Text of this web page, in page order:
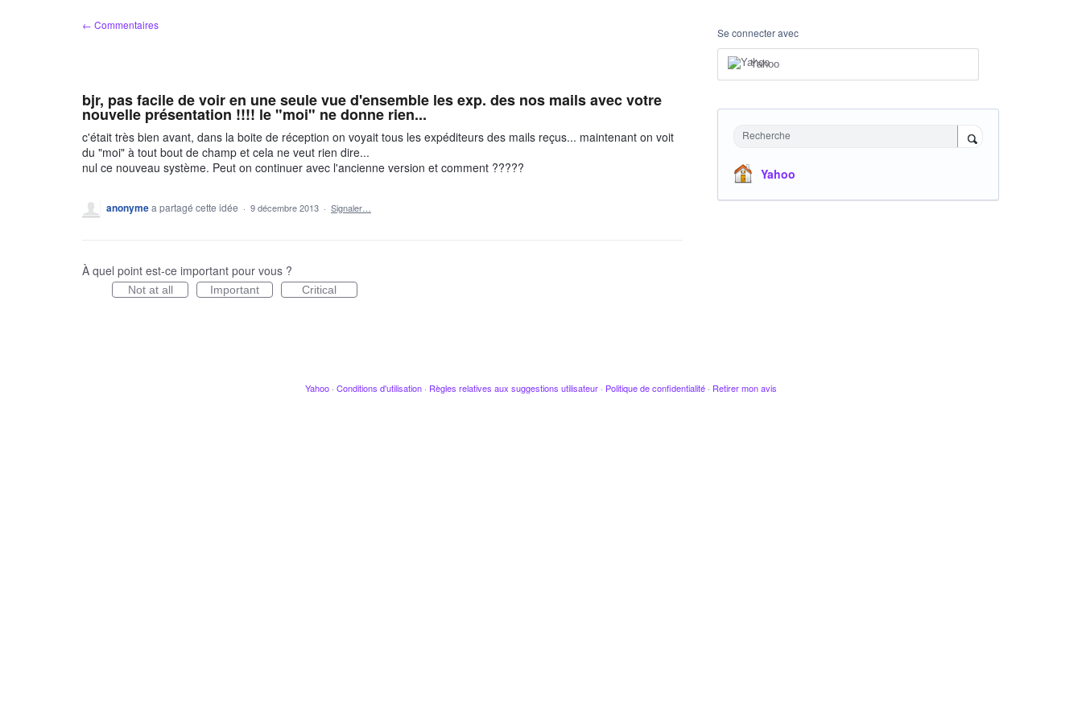
← Commentaires
bjr, pas facile de voir en une seule vue d'ensemble les exp. des nos mails avec votre
nouvelle présentation !!!! le "moi" ne donne rien...
c'était très bien avant, dans la boite de réception on voyait tous les expéditeurs des mails reçus... maintenant on voit
du "moi" à tout bout de champ et cela ne veut rien dire...
nul ce nouveau système. Peut on continuer avec l'ancienne version et comment ?????
anonymea partagé cette idée · 9 décembre 2013 · Signaler…
À quel point est-ce important pour vous ?
Not at all Important Critical
Se connecter avec
Yahoo
Recherche
Yahoo
Yahoo · Conditions d'utilisation · Règles relatives aux suggestions utilisateur · Politique de confidentialité · Retirer mon avis